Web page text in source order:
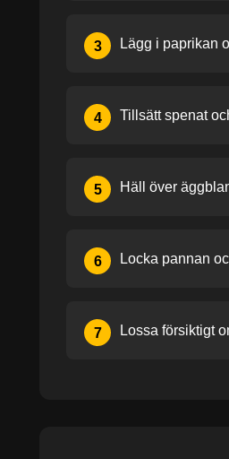
3 Lägg i paprikan
4 Tillsätt spenat
5 Häll över
6 Locka pannan
7 Lossa försiktigt